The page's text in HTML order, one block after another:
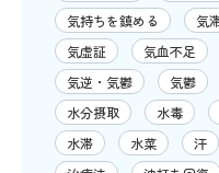
気持ちを鎮める
気
気虚証
気血不足
気逆・気鬱
気鬱
水分摂取
水毒
水滞
水菜 汗